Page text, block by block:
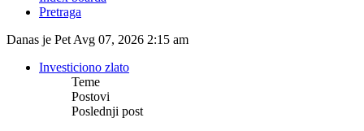
Pretraga
Danas je Pet Avg 07, 2026 2:15 am
Investiciono zlato
Teme
Postovi
Poslednji post